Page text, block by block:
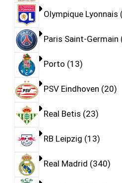
Olympique Lyonnais
Paris Saint-Germain
Porto 13
PSV Eindhoven 20
Real Betis 23
RB Leipzig 13
Real Madrid 340